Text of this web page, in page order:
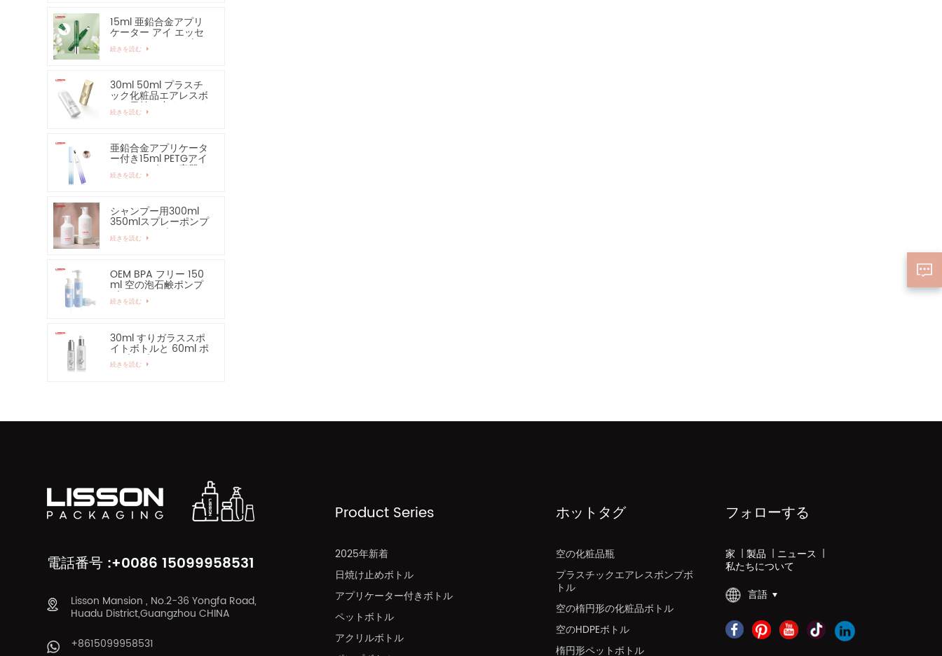
15ml 亜鉛合金アプリ
ケーター アイ エッセ
ンシャル セラム ボト
ルおよび容器
続きを読む
30ml 50ml プラスチ
ック化粧品エアレスボ
トル日焼け止めハンド
クリームボトル
続きを読む
亜鉛合金アプリケータ
ー付き15ml PETGアイ
クリームボトル容器
続きを読む
シャンプー用300ml
350mlスプレーポンプ
ローションボトル
続きを読む
OEM BPA フリー 150
ml 空の泡石鹸ポンプ
ボトル
続きを読む
30ml すりガラススポ
イトボトルと 60ml ポ
ンプスプレーガラスボ
トル
続きを読む
電話番号 :+0086 15099958531
Lisson Mansion , No.2-36 Yongfa Road,
Huadu District,Guangzhou CHINA
+8615099958531
Product Series
2025年新着
日焼け止めボトル
アプリケーター付きボトル
ペットボトル
アクリルボトル
ホットタグ
空の化粧品瓶
プラスチックエアレスポンプボ
トル
空の楕円形の化粧品ボトル
空のHDPEボトル
楕円形ペットボトル
フォローする
家 | 製品 | ニュース |
私たちについて
言語